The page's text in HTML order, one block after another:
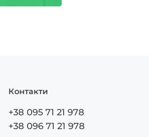
Контакти
+38 095 71 21 978
+38 096 71 21 978